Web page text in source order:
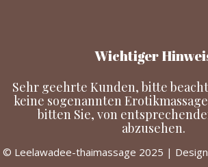
Wichtiger
Sehr geehrte Kunden, bitte
keine sogenannten
bitten Sie, von
abzusehen.
© Leelawadee-thaimassage 2025 |